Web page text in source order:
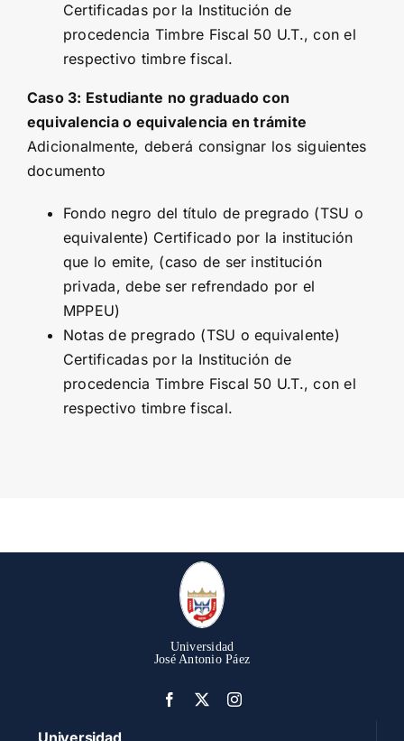
Certificadas por la Institución de
procedencia Timbre Fiscal 50 U.T., con el
respectivo timbre fiscal.
Caso 3: Estudiante no graduado con
equivalencia o equivalencia en trámite
Adicionalmente, deberá consignar los siguientes
documento
Fondo negro del título de pregrado (TSU o
equivalente) Certificado por la institución
que lo emite, (caso de ser institución
privada, debe ser refrendado por el
MPPEU)
Notas de pregrado (TSU o equivalente)
Certificadas por la Institución de
procedencia Timbre Fiscal 50 U.T., con el
respectivo timbre fiscal.
Universidad
José Antonio Páez
Universidad